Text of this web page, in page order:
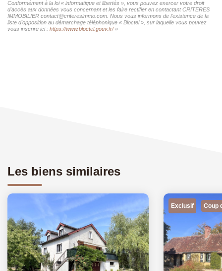
Conformément à la loi « informatique et libertés », vous pouvez exercer votre droit
d'accès aux données vous concernant et les faire rectifier en contactant CRITERES
IMMOBILIER contact@criteresimmo.com. Nous vous informons de l'existence de la
liste d'opposition au démarchage téléphonique « Bloctel », sur laquelle vous pouvez
vous inscrire ici : https://www.bloctel.gouv.fr/»
Les biens similaires
Exclusif Coup